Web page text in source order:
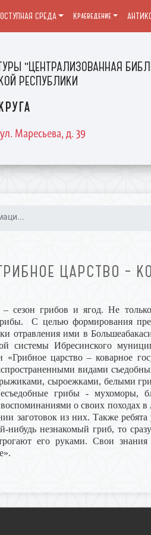
"ЦЕНТРАЛИЗОВАННАЯ
РЕСПУБЛИКИ
Маресьева, д. 39
СРЕДА Краеведение
ЦАРСТВО –
– сезон грибов и ягод. Не
С целью формирования
отравления ими в
системы Ибресинского
царство – коварное
видами
сыроежками, белыми
грибы - мухоморы,
о своих походах в
заготовок из них. Также
нибудь незнакомый гриб, то
его руками. Свои